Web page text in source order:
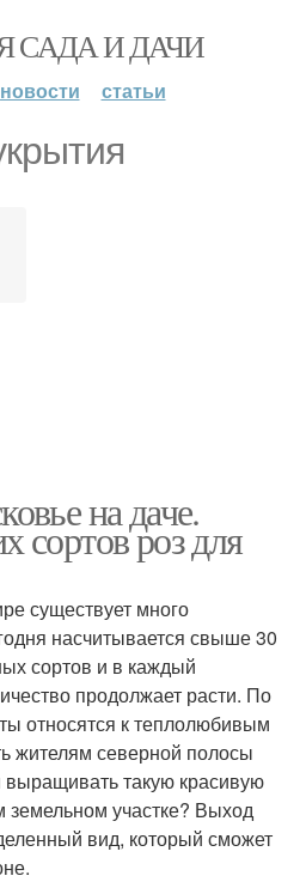
САДА И ДАЧИ
новости статьи
на даче.
сортов роз для
существует много
насчитывается свыше 30
сортов и в каждый
продолжает расти. По
относятся к теплолюбивым
жителям северной полосы
такую красивую
земельном участке? Выход
вид, который сможет